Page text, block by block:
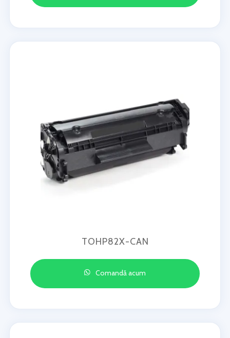
TOHP82X-CAN
Comandă acum